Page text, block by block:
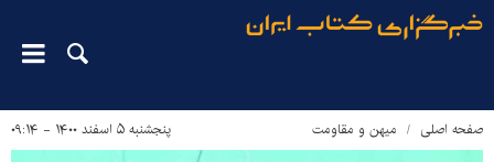
صفحه اصلی میهن و مقاومت پنجشنبه ۵ اسفند ۱۴۰۰ - ۰۹:۱۴